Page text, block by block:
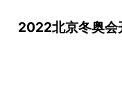
2022北京冬奥会